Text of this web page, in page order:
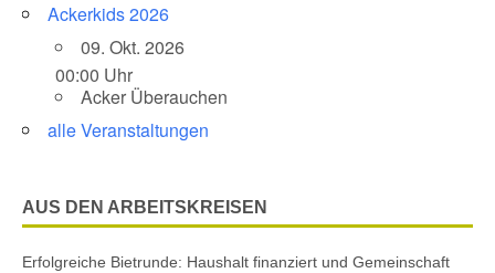
Ackerkids 2026
09. Okt. 2026
00:00 Uhr
Acker Überauchen
alle Veranstaltungen
AUS DEN ARBEITSKREISEN
Erfolgreiche Bietrunde: Haushalt finanziert und Gemeinschaft